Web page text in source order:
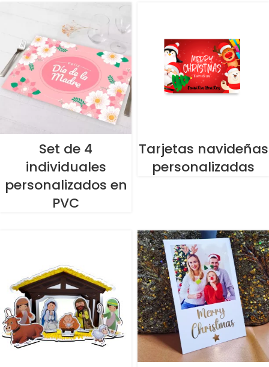
Set de 4
individuales
personalizados en
PVC
Tarjetas navideñas
personalizadas